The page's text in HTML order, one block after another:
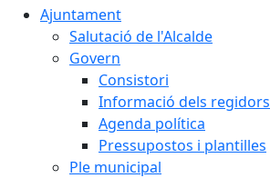
Ajuntament
Salutació de l'Alcalde
Govern
Consistori
Informació dels regidors
Agenda política
Pressupostos i plantilles
Ple municipal